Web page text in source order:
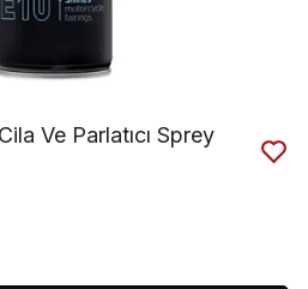
Ve Parlatıcı Sprey